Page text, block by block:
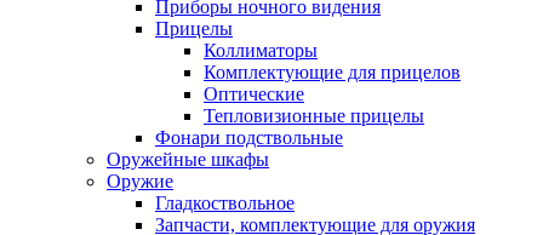
Приборы ночного видения
Прицелы
Коллиматоры
Комплектующие для прицелов
Оптические
Тепловизионные прицелы
Фонари подствольные
Оружейные шкафы
Оружие
Гладкоствольное
Запчасти, комплектующие для оружия